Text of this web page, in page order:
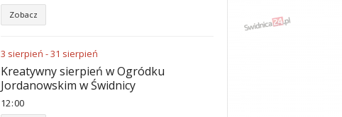
Zobacz
3 sierpień -31 sierpień
Kreatywny sierpień w Ogródku
Jordanowskim w Świdnicy
12:00